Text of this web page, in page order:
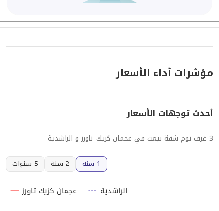
مؤشرات أداء الأسعار
أحدث توجهات الأسعار
3 غرف نوم شقة بيعت في عجمان كزيك تاورز و الراشدية
1 سنة
2 سنة 5 سنوات
عجمان كزيك تاورز الراشدية